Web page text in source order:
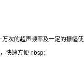
次的超声频率及一定的振幅
快速方便 nbsp;